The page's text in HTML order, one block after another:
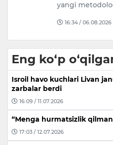
yangi metodologiyasi
16:34 / 06.08.2026
Eng ko‘p
Isroil havo kuchlari Livan
zarbalar berdi
16:09 / 11.07.2026
“Menga hurmatsizlik
17:03 / 12.07.2026